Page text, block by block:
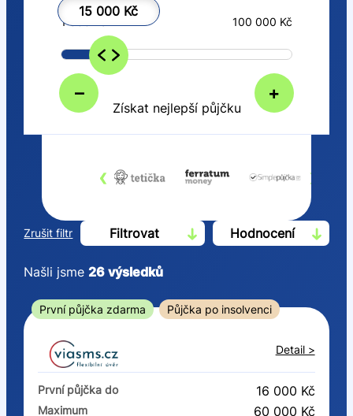
15 000 Kč
– +
1 000 Kč 100 000 Kč
Získat nejlepší půjčku
‹ ›
Zrušit filtr Filtrovat Hodnocení
Od
První půjčka zdarma
–
Našli jsme26 výsledků
První půjčka zdarma Půjčka po insolvenci
Detail >
První půjčka do 16 000 Kč
Maximum 60 000 Kč